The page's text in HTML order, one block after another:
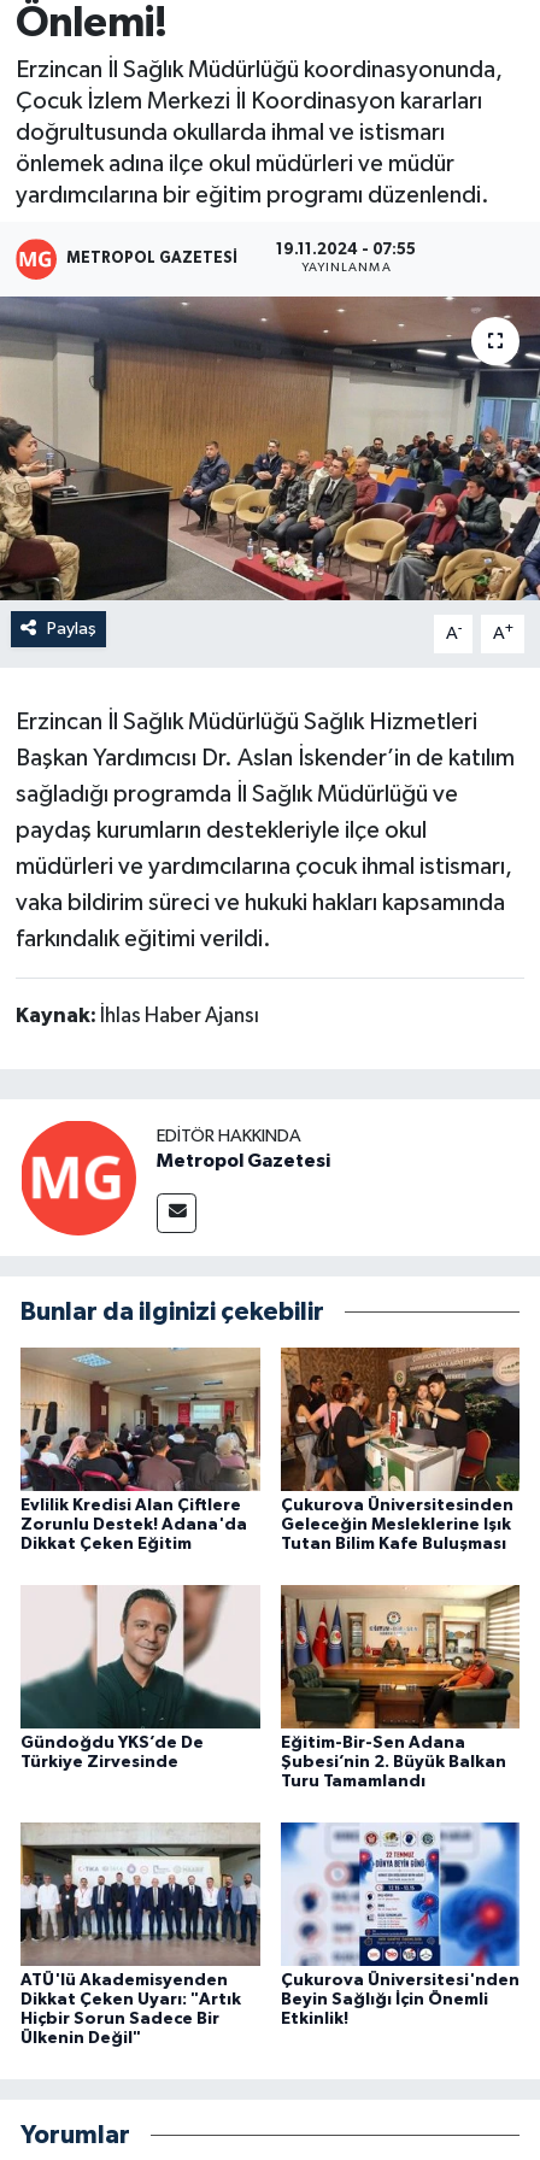
Önlemi!
Erzincan İl Sağlık Müdürlüğü koordinasyonunda,
Çocuk İzlem Merkezi İl Koordinasyon kararları
doğrultusunda okullarda ihmal ve istismarı
önlemek adına ilçe okul müdürleri ve müdür
yardımcılarına bir eğitim programı düzenlendi.
METROPOL GAZETESI 19.11.2024 - 07:55
YAYINLANMA
Paylaş A- A+
Erzincan İl Sağlık Müdürlüğü Sağlık Hizmetleri
Başkan Yardımcısı Dr. Aslan İskender’in de katılım
sağladığı programda İl Sağlık Müdürlüğü ve
paydaş kurumların destekleriyle ilçe okul
müdürleri ve yardımcılarına çocuk ihmal istismarı,
vaka bildirim süreci ve hukuki hakları kapsamında
farkındalık eğitimi verildi.
Kaynak: İhlas Haber Ajansı
EDITÖR HAKKINDA
Metropol Gazetesi
Bunlar da ilginizi çekebilir
Evlilik Kredisi Alan Çiftlere
Zorunlu Destek! Adana'da
Dikkat Çeken Eğitim
Çukurova Üniversitesinden
Geleceğin Mesleklerine Işık
Tutan Bilim Kafe Buluşması
Gündoğdu YKS’de De
Türkiye Zirvesinde
Eğitim-Bir-Sen Adana
Şubesi’nin 2. Büyük Balkan
Turu Tamamlandı
ATÜ'lü Akademisyenden
Dikkat Çeken Uyarı: "Artık
Hiçbir Sorun Sadece Bir
Ülkenin Değil"
Çukurova Üniversitesi'nden
Beyin Sağlığı İçin Önemli
Etkinlik!
Yorumlar
Resmi İlanlar